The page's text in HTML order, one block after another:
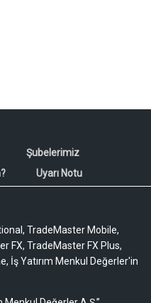
Şubelerimiz
Uyarı Notu
TradeMaster Mobile,
FX, TradeMaster FX Plus,
İş Yatırım Menkul Değerler'in